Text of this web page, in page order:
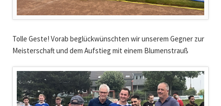
Tolle Geste! Vorab beglückwünschten wir unserem Gegner zur
Meisterschaft und dem Aufstieg mit einem Blumenstrauß